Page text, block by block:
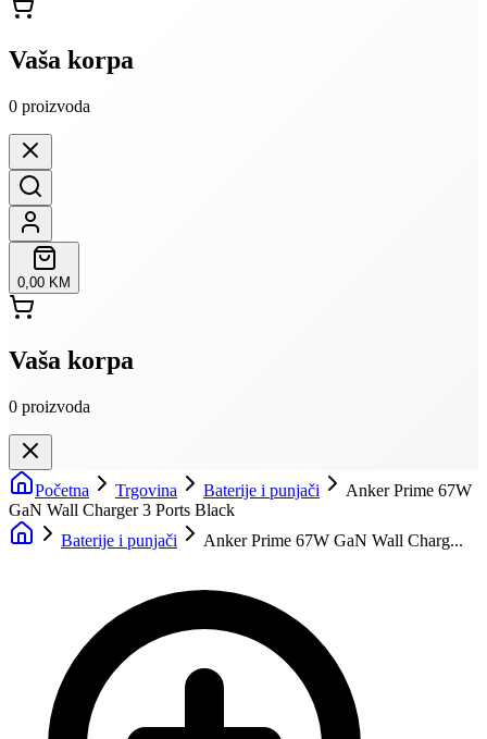
Vaša korpa
0 proizvoda
0,00 KM
Vaša korpa
0 proizvoda
Početna Trgovina Baterije i punjači
Anker Prime 67W
GaN Wall Charger 3 Ports Black
Baterije i punjači
Anker Prime 67W GaN Wall Charg...